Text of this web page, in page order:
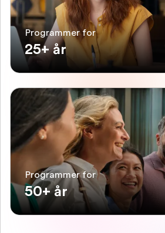
Programmer for
25+ år
Programmer for
50+ år